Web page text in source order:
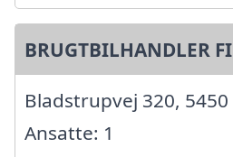
BRUGTBILHANDLER
Bladstrupvej 320,
Ansatte: 1